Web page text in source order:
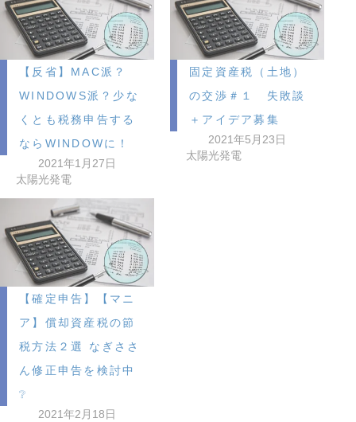
【反省】MAC派？
WINDOWS派？少な
くとも税務申告する
ならWINDOWに！
2021年1月27日
太陽光発電
固定資産税（土地）
の交渉＃１ 失敗談
＋アイデア募集
2021年5月23日
太陽光発電
【確定申告】【マニ
ア】償却資産税の節
税方法２選 なぎささ
ん修正申告を検討中
❔
2021年2月18日